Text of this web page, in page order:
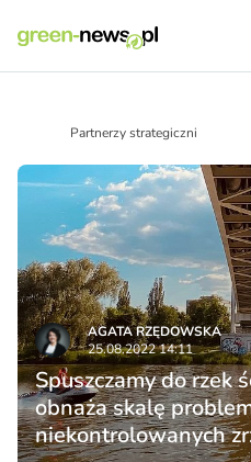
Partnerzy strategiczni
AGATA RZĘDOWSKA
25.08.2022 14:11
Spuszczamy do rzek
obnaża skalę
niekontrolowanych